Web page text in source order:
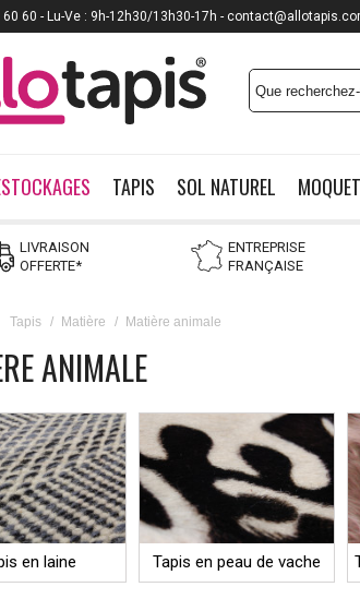
TAPIS SOL NATUREL
LIVRAISON
OFFERTE*
ENTREPRISE
FRANÇAISE
Tapis / Matière / Matière animale
ANIMALE
en laine Tapis en peau de vache
60 60 - Lu-Ve : 9h-12h30/13h30-17h -